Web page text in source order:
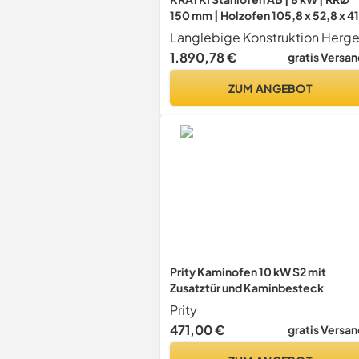
150 mm | Holzofen 105,8 x 52,8 x 41
cm | Stahlofen mit Verglasung |
Erfüllt die Norme BImSchV Stufe 2,
15a B-VG | Kaminofen ideal für
1.890,78 €
gratis
ZUM ANGEBOT
Prity Kaminofen 10 kW S2 mit
Zusatztür und Kaminbesteck
Prity
471,00 €
gratis